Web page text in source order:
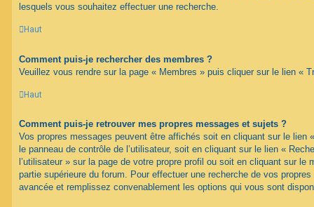
lesquels vous souhaitez effectuer une recherche.
Haut
Comment puis-je rechercher des membres ?
Veuillez vous rendre sur la page « Membres » puis cliquer sur le lien «
Haut
Comment puis-je retrouver mes propres messages et sujets ?
Vos propres messages peuvent être affichés soit en cliquant sur le lien
le panneau de contrôle de l’utilisateur, soit en cliquant sur le lien «
l’utilisateur » sur la page de votre propre profil ou soit en cliquant sur le
partie supérieure du forum. Pour effectuer une recherche de vos
avancée et remplissez convenablement les options qui vous sont